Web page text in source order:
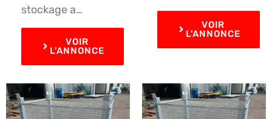
stockage a…
VOIR
L'ANNONCE
VOIR
L'ANNONCE